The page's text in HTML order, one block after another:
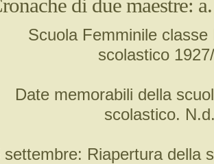
di due maestre:
Scuola Femminile classe
scolastico
Date memorabili della
scolastico.
settembre: Riapertura della